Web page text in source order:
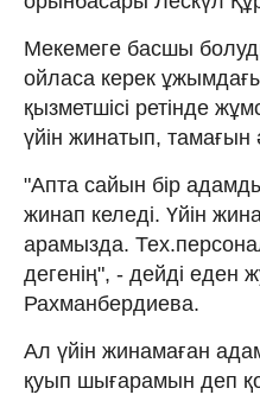
Мекемеге басшы
ойласа керек
қызметшісі ретінде
үйін жинатып, тамағын
"Апта сайын бір
жинап келеді. Үйін
арамызда.
дегенің", - дейді еден
Рахманбердиева.
Ал үйін жинамаған
қуып шығарамын деп